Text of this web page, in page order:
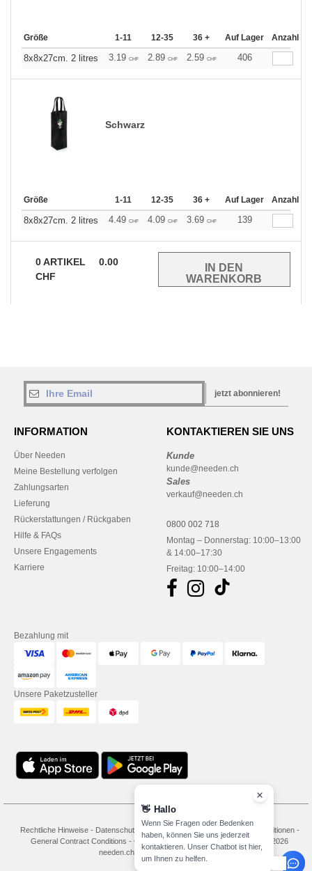
Größe 1-11 12-35 36 + Auf Lager Anzahl
8x8x27cm. 2 litres 3.19 CHF 2.89 CHF 2.59 CHF 406
Schwarz
Größe 1-11 12-35 36 + Auf Lager Anzahl
8x8x27cm. 2 litres 4.49 CHF 4.09 CHF 3.69 CHF 139
0ARTIKEL
0.00
CHF
jetzt abonnieren!
INFORMATION
Über Needen
Meine Bestellung verfolgen
Zahlungsarten
Lieferung
Rückerstattungen / Rückgaben
Hilfe & FAQs
Unsere Engagements
Karriere
KONTAKTIEREN SIE UNS
Kunde
kunde@needen.ch
Sales
verkauf@needen.ch
0800 002 718
Montag – Donnerstag: 10:00–13:00
& 14:00–17:30
Freitag: 10:00–14:00
Bezahlung mit
Unsere Paketzusteller
Rechtliche Hinweise- Datenschutzbestimmungen - Bedingungen und Konditionen-
General Contract Conditions - Cookie-Richtlinie Site Map
Copyright 2026
needen.ch - Alle Rechte vorbehalten
👋 Hallo
Wenn Sie Fragen oder Bedenken
haben, können Sie uns jederzeit
kontaktieren. Unser Chatbot ist hier,
um Ihnen zu helfen.